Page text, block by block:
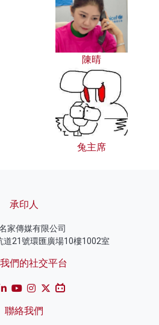
陳晴
兔主席
承印人
家傳媒有限公司
道21號環匯廣場10樓1002室
們的社交平台
聯絡我們